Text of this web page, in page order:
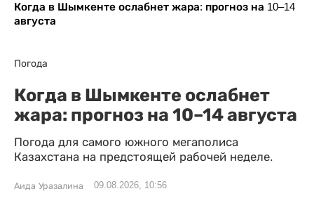
Когда в Шымкенте ослабнет жара: прогноз на 10–14
августа
Погода
Когда в Шымкенте ослабнет
жара: прогноз на 10–14 августа
Погода для самого южного мегаполиса
Казахстана на предстоящей рабочей неделе.
Аида Уразалина 09.08.2026, 10:56